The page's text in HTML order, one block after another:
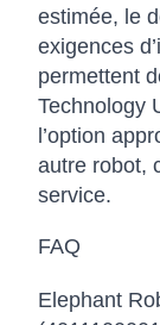
estimée, le
exigences
permettent
Technology
l’option
autre robot,
service.
FAQ
Elephant